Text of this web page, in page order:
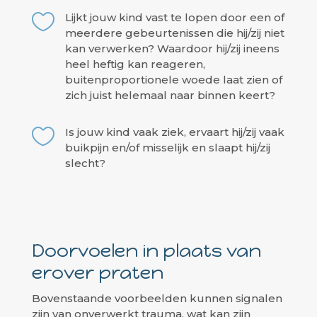

Lijkt jouw kind vast te lopen door een of
meerdere gebeurtenissen die hij/zij niet
kan verwerken? Waardoor hij/zij ineens
heel heftig kan reageren,
buitenproportionele woede laat zien of
zich juist helemaal naar binnen keert?

Is jouw kind vaak ziek, ervaart hij/zij vaak
buikpijn en/of misselijk en slaapt hij/zij
slecht?
Doorvoelen in plaats van
erover praten
Bovenstaande voorbeelden kunnen signalen
zijn van onverwerkt trauma, wat kan zijn